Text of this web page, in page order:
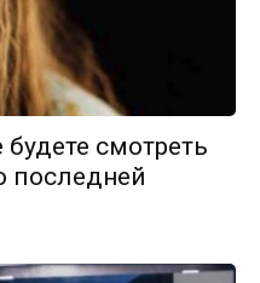
смотреть
последней